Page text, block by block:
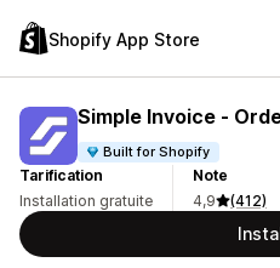
Shopify App Store
Simple Invoice ‑
Built for Shopify
Tarification
Installation gratuite
Note
4,9
(412)